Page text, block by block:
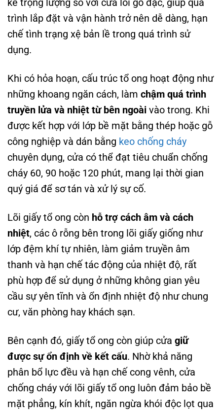
kể trọng lượng so với cửa lõi gỗ đặc, giúp quá
trình lắp đặt và vận hành trở nên dễ dàng, hạn
chế tình trạng xệ bản lề trong quá trình sử
dụng.
Khi có hỏa hoạn, cấu trúc tổ ong hoạt động như
những khoang ngăn cách, làm chậm quá trình
truyền lửa và nhiệt từ bên ngoài vào trong. Khi
được kết hợp với lớp bề mặt bằng thép hoặc gỗ
công nghiệp và dán bằng keo chống cháy
chuyên dụng, cửa có thể đạt tiêu chuẩn chống
cháy 60, 90 hoặc 120 phút, mang lại thời gian
quý giá để sơ tán và xử lý sự cố.
Lõi giấy tổ ong còn hỗ trợ cách âm và cách
nhiệt, các ô rỗng bên trong lõi giấy giống như
lớp đệm khí tự nhiên, làm giảm truyền âm
thanh và hạn chế tác động của nhiệt độ, rất
phù hợp để sử dụng ở những không gian yêu
cầu sự yên tĩnh và ổn định nhiệt độ như chung
cư, văn phòng hay khách sạn.
Bên cạnh đó, giấy tổ ong còn giúp cửa giữ
được sự ổn định về kết cấu. Nhờ khả năng
phân bổ lực đều và hạn chế cong vênh, cửa
chống cháy với lõi giấy tổ ong luôn đảm bảo bề
mặt phẳng, kín khít, ngăn ngừa khói độc lọt qua